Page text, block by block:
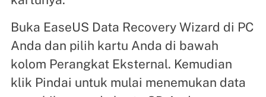
Buka EaseUS Data Recovery Wizard di PC
Anda dan pilih kartu Anda di bawah
kolom Perangkat Eksternal. Kemudian
klik Pindai untuk mulai menemukan data